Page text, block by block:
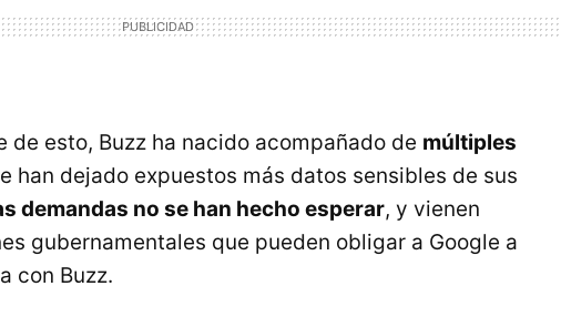
de esto, Buzz ha nacido acompañado de múltiples
han dejado expuestos más datos sensibles de sus
demandas no se han hecho esperar, y vienen
gubernamentales que pueden obligar a Google a
con Buzz.